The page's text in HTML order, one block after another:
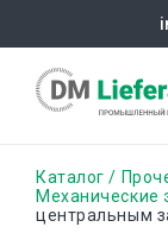
основному
Строка
Каталог
Механические
центральным